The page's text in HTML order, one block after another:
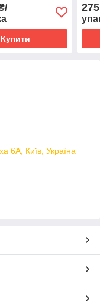
Купити
6А, Київ, Україна